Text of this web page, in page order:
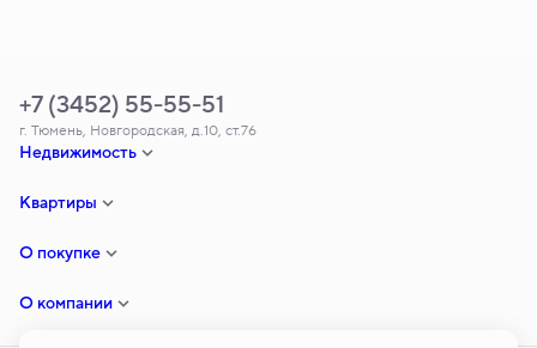
Недвижимость
Квартиры
О покупке
О компании
+7 (3452) 55-55-51
г. Тюмень, Новгородская, д.10, ст.76